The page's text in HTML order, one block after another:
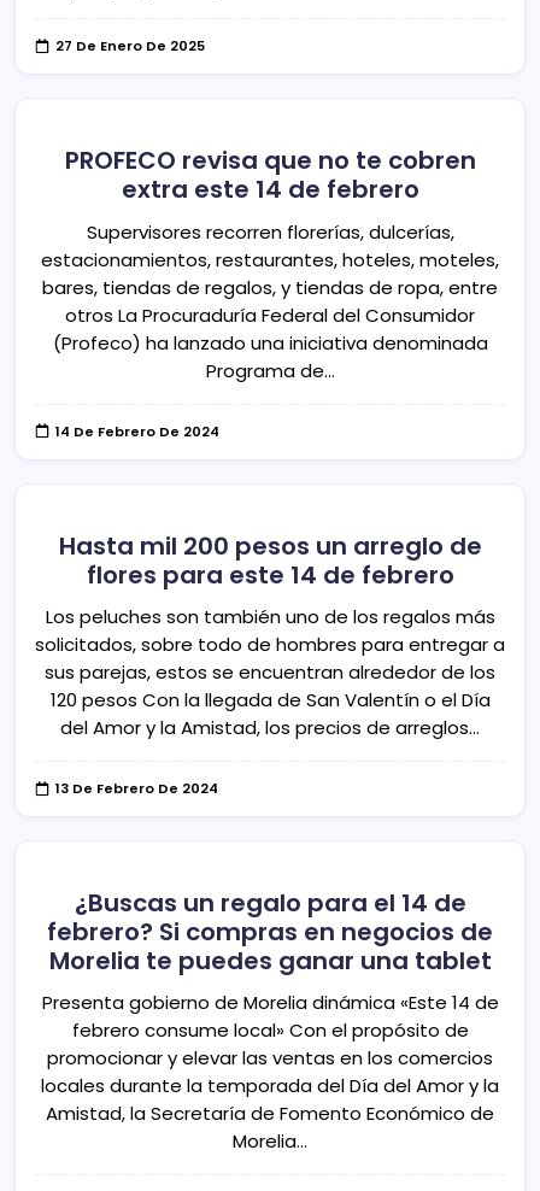
27 De Enero De 2025
PROFECO revisa que no te cobren
extra este 14 de febrero
Supervisores recorren florerías, dulcerías,
estacionamientos, restaurantes, hoteles, moteles,
bares, tiendas de regalos, y tiendas de ropa, entre
otros La Procuraduría Federal del Consumidor
(Profeco) ha lanzado una iniciativa denominada
Programa de…
14 De Febrero De 2024
Hasta mil 200 pesos un arreglo de
flores para este 14 de febrero
Los peluches son también uno de los regalos más
solicitados, sobre todo de hombres para entregar a
sus parejas, estos se encuentran alrededor de los
120 pesos Con la llegada de San Valentín o el Día
del Amor y la Amistad, los precios de arreglos…
13 De Febrero De 2024
¿Buscas un regalo para el 14 de
febrero? Si compras en negocios de
Morelia te puedes ganar una tablet
Presenta gobierno de Morelia dinámica «Este 14 de
febrero consume local» Con el propósito de
promocionar y elevar las ventas en los comercios
locales durante la temporada del Día del Amor y la
Amistad, la Secretaría de Fomento Económico de
Morelia…